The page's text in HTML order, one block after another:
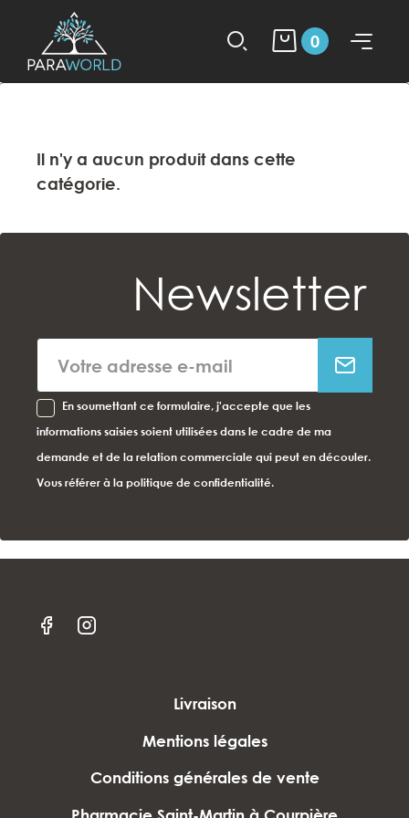
0
Il n'y a aucun produit dans cette
catégorie.
Newsletter
En soumettant ce formulaire, j'accepte que les
informations saisies soient utilisées dans le cadre de ma
demande et de la relation commerciale qui peut en découler.
Vous référer à la politique de confidentialité.
Livraison
Mentions légales
Conditions générales de vente